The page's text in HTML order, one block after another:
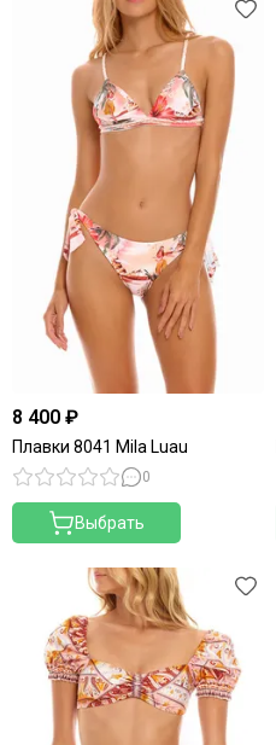
8 400 ₽
Плавки 8041 Mila Luau
0
Выбрать